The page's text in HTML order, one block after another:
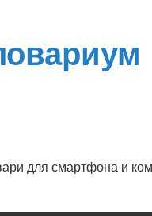
для смартфона и